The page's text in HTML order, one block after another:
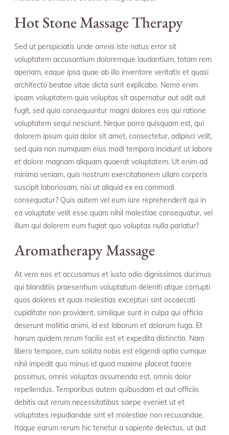
Hot Stone Massage Therapy
Sed ut perspiciatis unde omnis iste natus error sit
voluptatem accusantium doloremque laudantium, totam rem
aperiam, eaque ipsa quae ab illo inventore veritatis et quasi
architecto beatae vitae dicta sunt explicabo. Nemo enim
ipsam voluptatem quia voluptas sit aspernatur aut odit aut
fugit, sed quia consequuntur magni dolores eos qui ratione
voluptatem sequi nesciunt. Neque porro quisquam est, qui
dolorem ipsum quia dolor sit amet, consectetur, adipisci velit,
sed quia non numquam eius modi tempora incidunt ut labore
et dolore magnam aliquam quaerat voluptatem. Ut enim ad
minima veniam, quis nostrum exercitationem ullam corporis
suscipit laboriosam, nisi ut aliquid ex ea commodi
consequatur? Quis autem vel eum iure reprehenderit qui in
ea voluptate velit esse quam nihil molestiae consequatur, vel
illum qui dolorem eum fugiat quo voluptas nulla pariatur?
Aromatherapy Massage
At vero eos et accusamus et iusto odio dignissimos ducimus
qui blanditiis praesentium voluptatum deleniti atque corrupti
quos dolores et quas molestias excepturi sint occaecati
cupiditate non provident, similique sunt in culpa qui officia
deserunt mollitia animi, id est laborum et dolorum fuga. Et
harum quidem rerum facilis est et expedita distinctio. Nam
libero tempore, cum soluta nobis est eligendi optio cumque
nihil impedit quo minus id quod maxime placeat facere
possimus, omnis voluptas assumenda est, omnis dolor
repellendus. Temporibus autem quibusdam et aut officiis
debitis aut rerum necessitatibus saepe eveniet ut et
voluptates repudiandae sint et molestiae non recusandae.
Itaque earum rerum hic tenetur a sapiente delectus, ut aut